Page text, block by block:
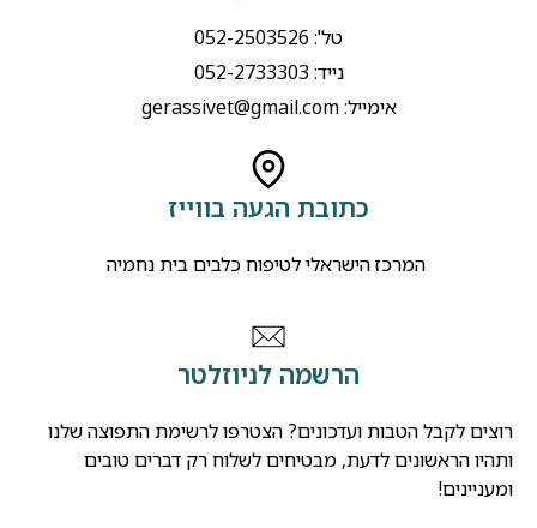
טל': 052-2503526
נייד: 052-2733303
אימייל:gerassivet@gmail.com
כתובת הגעה בווייז
המרכז הישראלי לטיפוח כלבים בית נחמיה
הרשמה לניוזלטר
רוצים לקבל הטבות ועדכונים? הצטרפו לרשימת התפוצה שלנו
ותהיו הראשונים לדעת, מבטיחים לשלוח רק דברים טובים
ומעניינים!